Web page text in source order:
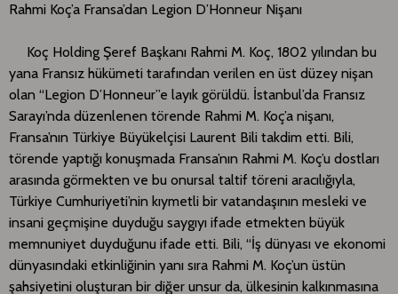
Rahmi Koç’a Fransa’dan Legion D’Honneur Nişanı
Koç Holding Şeref Başkanı Rahmi M. Koç, 1802 yılından bu
yana Fransız hükümeti tarafından verilen en üst düzey nişan
olan “Legion D’Honneur”e layık görüldü. İstanbul’da Fransız
Sarayı’nda düzenlenen törende Rahmi M. Koç’a nişanı,
Fransa’nın Türkiye Büyükelçisi Laurent Bili takdim etti. Bili,
törende yaptığı konuşmada Fransa’nın Rahmi M. Koç’u dostları
arasında görmekten ve bu onursal taltif töreni aracılığıyla,
Türkiye Cumhuriyeti’nin kıymetli bir vatandaşının mesleki ve
insani geçmişine duyduğu saygıyı ifade etmekten büyük
memnuniyet duyduğunu ifade etti. Bili, “İş dünyası ve ekonomi
dünyasındaki etkinliğinin yanı sıra Rahmi M. Koç’un üstün
şahsiyetini oluşturan bir diğer unsur da, ülkesinin kalkınmasına